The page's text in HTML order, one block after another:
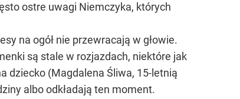
ostre uwagi Niemczyka, których
na ogół nie przewracają w głowie.
są stale w rozjazdach, niektóre jak
dziecko (Magdalena Śliwa, 15-letnią
albo odkładają ten moment.